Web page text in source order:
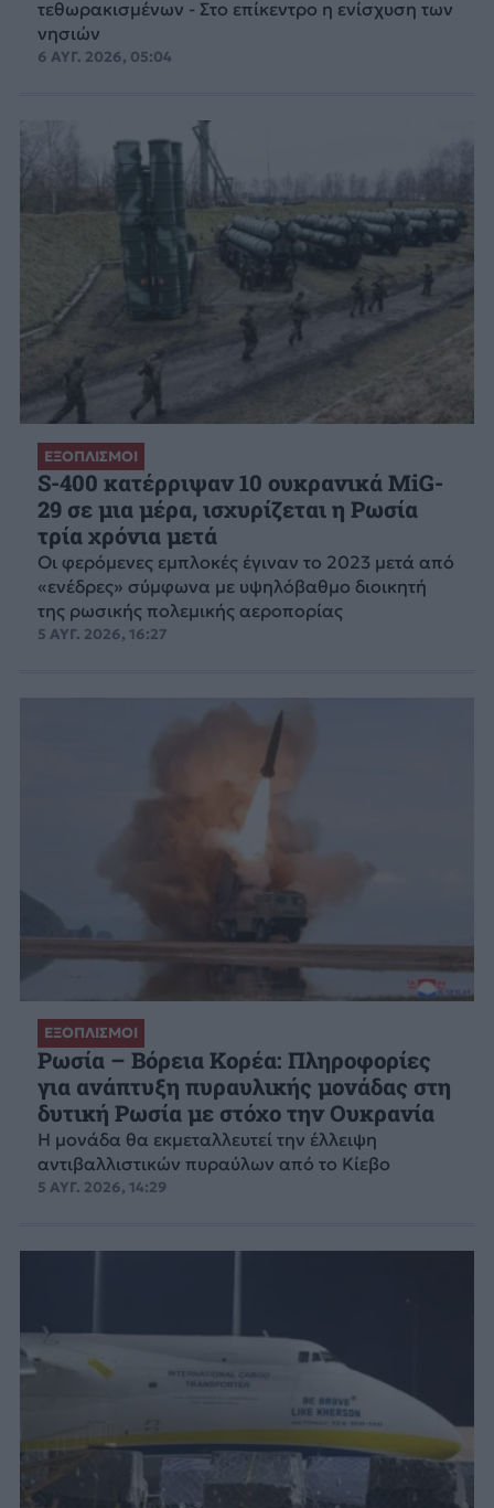
τεθωρακισμένων - Στο επίκεντρο η ενίσχυση των
νησιών
6 ΑΥΓ. 2026, 05:04
ΕΞΟΠΛΙΣΜΟΙ
S-400 κατέρριψαν 10 ουκρανικά MiG-
29 σε μια μέρα, ισχυρίζεται η Ρωσία
τρία χρόνια μετά
Οι φερόμενες εμπλοκές έγιναν το 2023 μετά από
«ενέδρες» σύμφωνα με υψηλόβαθμο διοικητή
της ρωσικής πολεμικής αεροπορίας
5 ΑΥΓ. 2026, 16:27
ΕΞΟΠΛΙΣΜΟΙ
Ρωσία – Βόρεια Κορέα: Πληροφορίες
για ανάπτυξη πυραυλικής μονάδας στη
δυτική Ρωσία με στόχο την Ουκρανία
Η μονάδα θα εκμεταλλευτεί την έλλειψη
αντιβαλλιστικών πυραύλων από το Κίεβο
5 ΑΥΓ. 2026, 14:29